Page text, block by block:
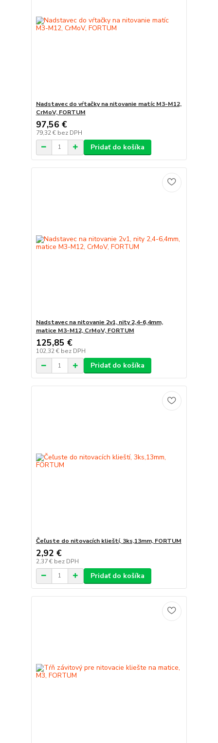
Nadstavec do vŕtačky na nitovanie matíc M3-M12,
CrMoV, FORTUM
97,56 €
79,32 € bez DPH
Pridať do košíka
Nadstavec na nitovanie 2v1, nity 2,4-6,4mm,
matice M3-M12, CrMoV, FORTUM
125,85 €
102,32 € bez DPH
Pridať do košíka
Čeľuste do nitovacích klieští, 3ks,13mm, FORTUM
2,92 €
2,37 € bez DPH
Pridať do košíka